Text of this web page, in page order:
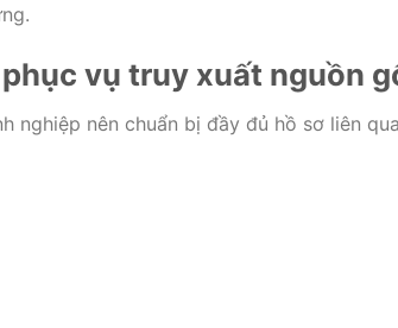
vụ truy xuất nguồn
nghiệp nên chuẩn bị đầy đủ hồ sơ liên